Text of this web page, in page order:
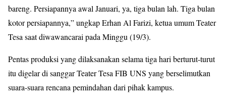
bareng. Persiapannya awal Januari, ya, tiga bulan lah. Tiga bulan
kotor persiapannya,” ungkap Erhan Al Farizi, ketua umum Teater
Tesa saat diwawancarai pada Minggu (19/3).
Pentas produksi yang dilaksanakan selama tiga hari berturut-turut
itu digelar di sanggar Teater Tesa FIB UNS yang berselimutkan
suara-suara rencana pemindahan dari pihak kampus.